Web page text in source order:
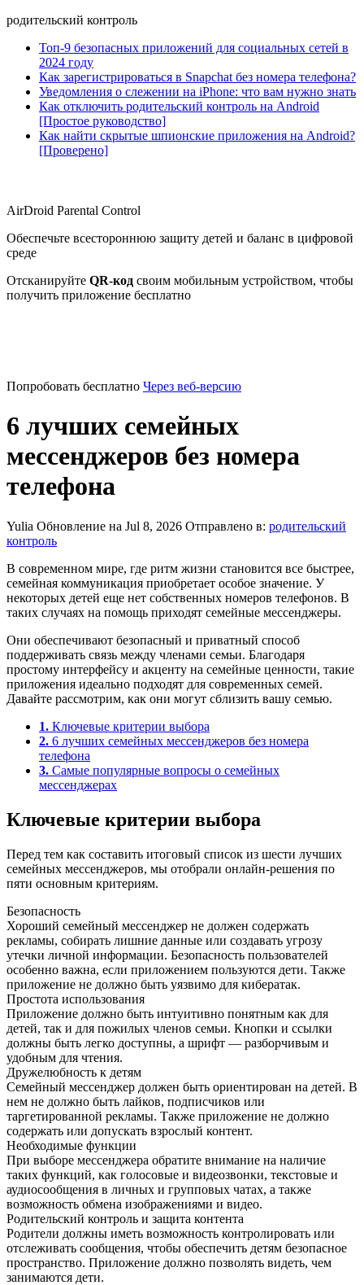
родительский контроль
Топ-9 безопасных приложений для социальных сетей в
2024 году
Как зарегистрироваться в Snapchat без номера телефона?
Уведомления о слежении на iPhone: что вам нужно знать
Как отключить родительский контроль на Android
[Простое руководство]
Как найти скрытые шпионские приложения на Android?
[Проверено]
AirDroid Parental Control
Обеспечьте всестороннюю защиту детей и баланс в цифровой
среде
Отсканируйте QR-код своим мобильным устройством, чтобы
получить приложение бесплатно
Попробовать бесплатно Через веб-версию
6 лучших семейных
мессенджеров без номера
телефона
Yulia Обновление на Jul 8, 2026 Отправлено в: родительский
контроль
В современном мире, где ритм жизни становится все быстрее,
семейная коммуникация приобретает особое значение. У
некоторых детей еще нет собственных номеров телефонов. В
таких случаях на помощь приходят семейные мессенджеры.
Они обеспечивают безопасный и приватный способ
поддерживать связь между членами семьи. Благодаря
простому интерфейсу и акценту на семейные ценности, такие
приложения идеально подходят для современных семей.
Давайте рассмотрим, как они могут сблизить вашу семью.
1. Ключевые критерии выбора
2. 6 лучших семейных мессенджеров без номера
телефона
3. Самые популярные вопросы о семейных
мессенджерах
Ключевые критерии выбора
Перед тем как составить итоговый список из шести лучших
семейных мессенджеров, мы отобрали онлайн-решения по
пяти основным критериям.
Безопасность
Хороший семейный мессенджер не должен содержать
рекламы, собирать лишние данные или создавать угрозу
утечки личной информации. Безопасность пользователей
особенно важна, если приложением пользуются дети. Также
приложение не должно быть уязвимо для кибератак.
Простота использования
Приложение должно быть интуитивно понятным как для
детей, так и для пожилых членов семьи. Кнопки и ссылки
должны быть легко доступны, а шрифт — разборчивым и
удобным для чтения.
Дружелюбность к детям
Семейный мессенджер должен быть ориентирован на детей. В
нем не должно быть лайков, подписчиков или
таргетированной рекламы. Также приложение не должно
содержать или допускать взрослый контент.
Необходимые функции
При выборе мессенджера обратите внимание на наличие
таких функций, как голосовые и видеозвонки, текстовые и
аудиосообщения в личных и групповых чатах, а также
возможность обмена изображениями и видео.
Родительский контроль и защита контента
Родители должны иметь возможность контролировать или
отслеживать сообщения, чтобы обеспечить детям безопасное
пространство. Приложение должно позволять видеть, чем
занимаются дети.